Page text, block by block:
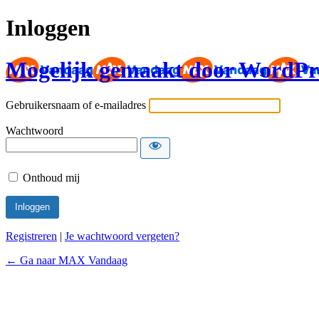
Inloggen
Mogelijk gemaakt door
Gebruikersnaam of e-mailadres
Wachtwoord
Onthoud mij
Registreren | Je wachtwoord vergeten?
← Ga naar MAX Vandaag